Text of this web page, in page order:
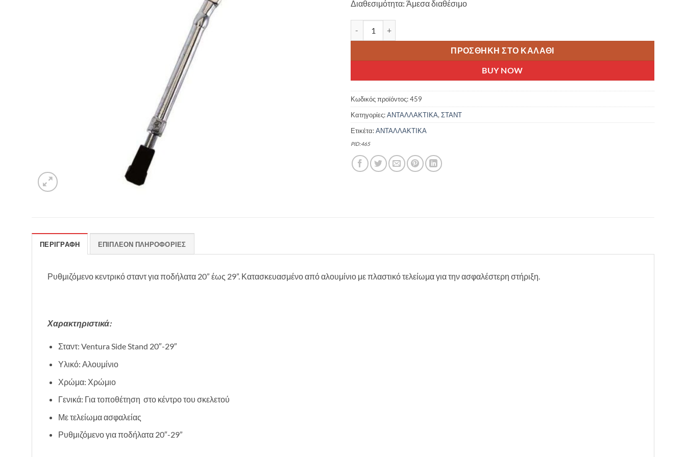
10.00 €.είναι:
Διαθεσιμότητα: Άμεσα διαθέσιμο
ΠΡΟΣΘΉΚΗ ΣΤΟ ΚΑΛΆΘΙ
BUY NOW
Κωδικός προϊόντος:459
Κατηγορίες:ΑΝΤΑΛΛΑΚΤΙΚΑ,ΣΤΑΝΤ
Ετικέτα:ΑΝΤΑΛΛΑΚΤΙΚΑ
PID:465
ΠΕΡΙΓΡΑΦΉ ΕΠΙΠΛΈΟΝ ΠΛΗΡΟΦΟΡΊΕΣ
Ρυθμιζόμενο κεντρικό σταντ για ποδήλατα 20” έως 29”. Κατασκευασμένο από αλουμίνιο με πλαστικό τελείωμα για την ασφαλέστερη στήριξη.
Χαρακτηριστικά:
Σταντ: Ventura Side Stand 20″-29″
Υλικό: Αλουμίνιο
Χρώμα: Χρώμιο
Γενικά: Για τοποθέτηση στο κέντρο του σκελετού
Με τελείωμα ασφαλείας
Ρυθμιζόμενο για ποδήλατα 20″-29”